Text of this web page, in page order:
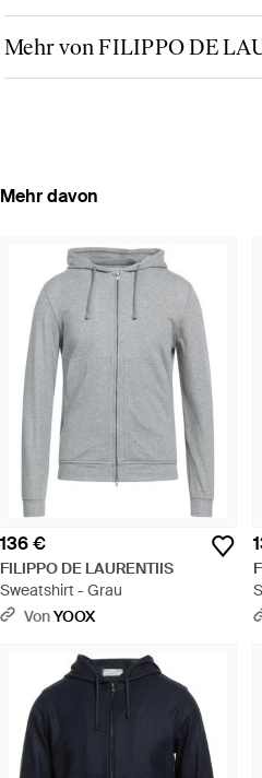
Mehr von FILIPPO DE
Mehr davon
136 €
FILIPPO DE LAURENTIIS
Sweatshirt - Grau
VonYOOX